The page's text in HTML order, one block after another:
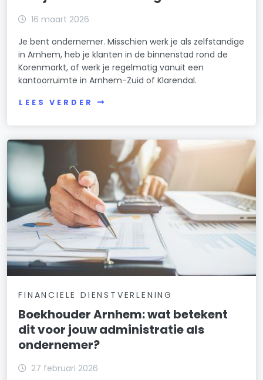
16 maart 2026
Je bent ondernemer. Misschien werk je als zelfstandige
in Arnhem, heb je klanten in de binnenstad rond de
Korenmarkt, of werk je regelmatig vanuit een
kantoorruimte in Arnhem-Zuid of Klarendal.
LEES VERDER
FINANCIELE DIENSTVERLENING
Boekhouder Arnhem: wat betekent
dit voor jouw administratie als
ondernemer?
27 februari 2026